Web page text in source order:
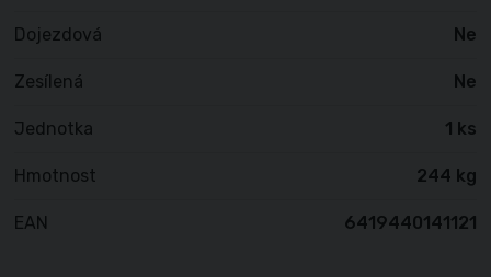
Dojezdová Ne
Zesílená Ne
Jednotka 1 ks
Hmotnost 244 kg
EAN 6419440141121